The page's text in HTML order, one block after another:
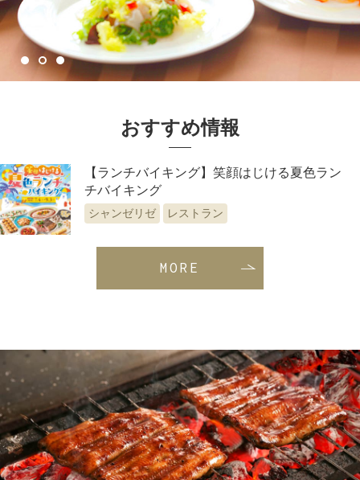
おすすめ情報
【ランチバイキング】笑顔はじける夏色ラン
チバイキング
シャンゼリゼ レストラン
MORE